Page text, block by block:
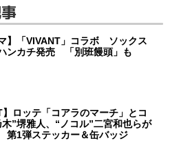
マ】「VIVANT」コラボ ソックス
ンカチ発売 「別班饅頭」も
】ロッテ「コアラのマーチ」とコ
”堺雅人、“ノコル”二宮和也らが
第1弾ステッカー＆缶バッジ